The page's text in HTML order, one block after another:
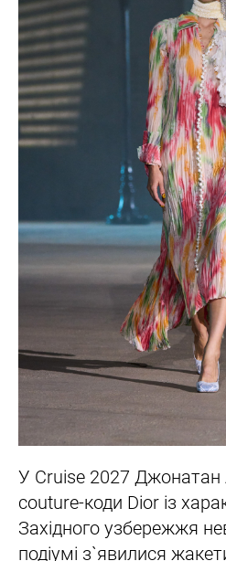
У Cruise 2027 Джонатан
couture-коди Dior із
Західного узбережжя
подіумі з`явилися